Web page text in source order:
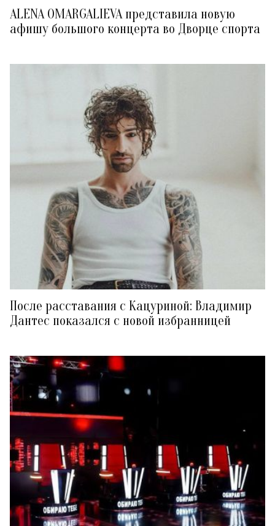
ALENA OMARGALIEVA представила новую
афишу большого концерта во Дворце спорта
После расставания с Кацуриной: Владимир
Дантес показался с новой избранницей